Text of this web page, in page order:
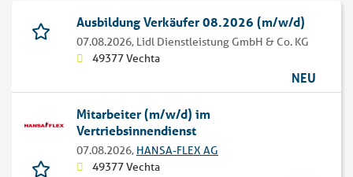
Ausbildung Verkäufer 08.2026 (m/w/d)
07.08.2026, Lidl Dienstleistung GmbH & Co. KG
49377 Vechta
NEU
Mitarbeiter (m/w/d) im
Vertriebsinnendienst
07.08.2026, HANSA-FLEX AG
49377 Vechta